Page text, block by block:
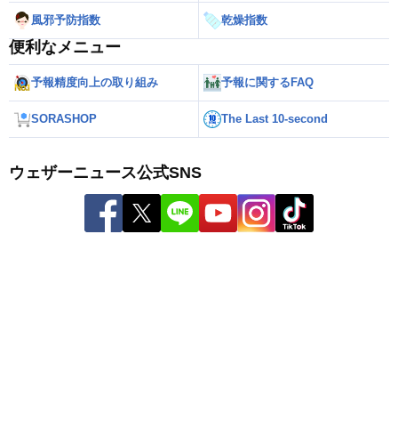
風邪予防指数 乾燥指数
便利なメニュー
予報精度向上の取り組み 予報に関するFAQ
SORASHOP The Last 10-second
ウェザーニュース公式SNS